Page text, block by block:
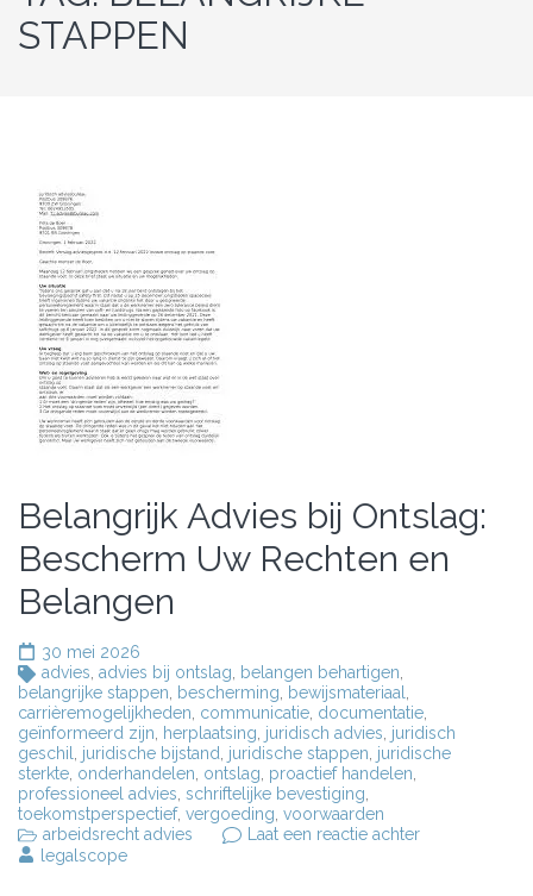
STAPPEN
Belangrijk Advies bij Ontslag:
Bescherm Uw Rechten en
Belangen
30 mei 2026
advies advies bij ontslag belangen behartigen
belangrijke stappen
bescherming bewijsmateriaal
carrièremogelijkheden communicatie documentatie
geïnformeerd zijn
herplaatsing juridisch advies juridisch
geschil
juridische bijstand juridische stappen juridische
sterkte onderhandelen ontslag proactief handelen
professioneel advies schriftelijke bevestiging
toekomstperspectief, vergoeding voorwaarden
arbeidsrecht advies
Laat een reactie achterop
legalscope